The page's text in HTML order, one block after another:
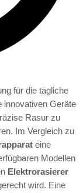
für die tägliche
innovativen Geräte
Rasur zu
Im Vergleich zu
eine
Modellen
Elektrorasierer
wird. Eine